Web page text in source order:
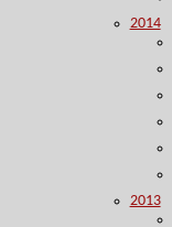
2014
2013